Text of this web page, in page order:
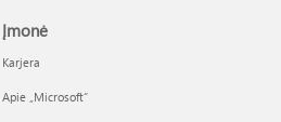
Įmonė
Karjera
Apie „Microsoft“